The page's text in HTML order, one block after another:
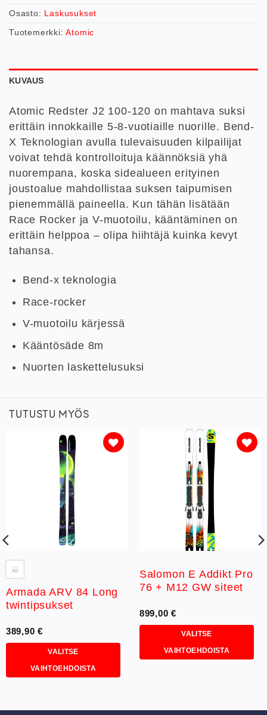
Osasto: Laskusukset
Tuotemerkki:Atomic
KUVAUS
Atomic Redster J2 100-120 on mahtava suksi
erittäin innokkaille 5-8-vuotiaille nuorille. Bend-
X Teknologian avulla tulevaisuuden kilpailijat
voivat tehdä kontrolloituja käännöksiä yhä
nuorempana, koska sidealueen erityinen
joustoalue mahdollistaa suksen taipumisen
pienemmällä paineella. Kun tähän lisätään
Race Rocker ja V-muotoilu, kääntäminen on
erittäin helppoa – olipa hiihtäjä kuinka kevyt
tahansa.
Bend-x teknologia
Race-rocker
V-muotoilu kärjessä
Kääntösäde 8m
Nuorten laskettelusuksi
TUTUSTU MYÖS
Armada ARV 84 Long
twintipsukset
389,90€
VALITSE
VAIHTOEHDOISTA
on
toivelistaan
Salomon E Addikt Pro
76 + M12 GW siteet
899,00€
VALITSE
VAIHTOEHDOISTA